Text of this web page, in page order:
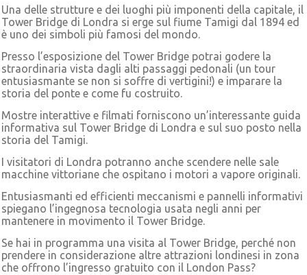
Una delle strutture e dei luoghi più imponenti della capitale, il
Tower Bridge di Londra si erge sul fiume Tamigi dal 1894 ed
è uno dei simboli più famosi del mondo.
Presso l’esposizione del Tower Bridge potrai godere la
straordinaria vista dagli alti passaggi pedonali (un tour
entusiasmante se non si soffre di vertigini!) e imparare la
storia del ponte e come fu costruito.
Mostre interattive e filmati forniscono un’interessante guida
informativa sul Tower Bridge di Londra e sul suo posto nella
storia del Tamigi.
I visitatori di Londra potranno anche scendere nelle sale
macchine vittoriane che ospitano i motori a vapore originali.
Entusiasmanti ed efficienti meccanismi e pannelli informativi
spiegano l’ingegnosa tecnologia usata negli anni per
mantenere in movimento il Tower Bridge.
Se hai in programma una visita al Tower Bridge, perché non
prendere in considerazione altre attrazioni londinesi in zona
che offrono l’ingresso gratuito con il London Pass?